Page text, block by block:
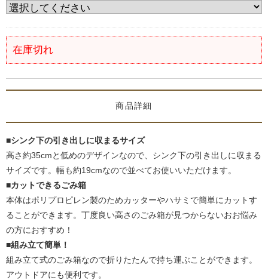
在庫切れ
商品詳細
■シンク下の引き出しに収まるサイズ
高さ約35cmと低めのデザインなので、シンク下の引き出しに収まる
サイズです。幅も約19cmなので並べてお使いいただけます。
■カットできるごみ箱
本体はポリプロピレン製のためカッターやハサミで簡単にカットす
ることができます。丁度良い高さのごみ箱が見つからないおお悩み
の方におすすめ！
■組み立て簡単！
組み立て式のごみ箱なので折りたたんで持ち運ぶことができます。
アウトドアにも便利です。